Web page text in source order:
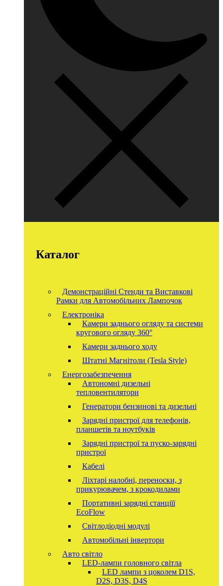
Каталог
Демонстраційні Стенди та Виставкові
Рамки для Автомобільних Лампочок
Електроніка
Камери заднього огляду та системи
кругового огляду 360°
Камери заднього ходу
Штатні Магнітоли (Tesla Style)
Енергозабезпечення
Автономні дизельні
тепловентилятори
Генератори бензинові та дизельні
Зарядні пристрої для телефонів,
планшетів та ноутбуків
Зарядні пристрої та пуско-зарядні
пристрої
Кабелі
Ліхтарі налобні, переноски, з
прикурювачем, з крокодилами
Портативні зарядні станціїї
EcoFlow
Світлодіодні модулі
Автомобільні інвертори
Авто світло
LED-лампи головного світла
LED лампи з цоколем D1S,
D2S, D3S, D4S